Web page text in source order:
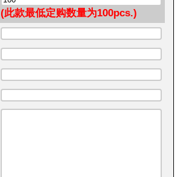
(此款最低定购数量为100pcs.)